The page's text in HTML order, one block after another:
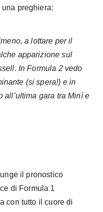
preghiera:
a lottare per il
apparizione sul
In Formula 2 vedo
(si spera!) e in
all’ultima gara tra Minì e
il pronostico
di Formula 1
con tutto il cuore di